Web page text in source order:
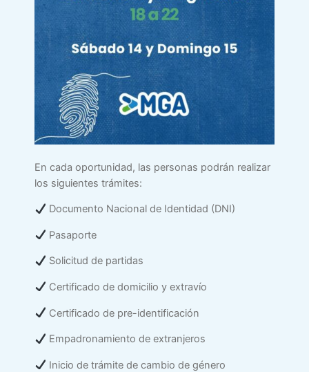
En cada oportunidad, las personas podrán realizar
los siguientes trámites:
Documento Nacional de Identidad (DNI)
Pasaporte
Solicitud de partidas
Certificado de domicilio y extravío
Certificado de pre-identificación
Empadronamiento de extranjeros
Inicio de trámite de cambio de género